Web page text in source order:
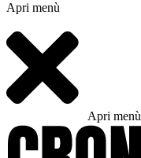
Apri menù
Apri menù